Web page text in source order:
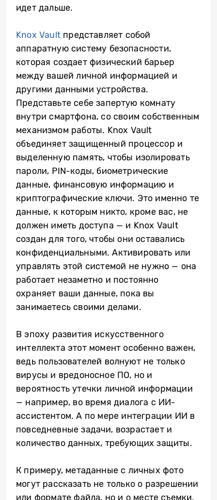
идет дальше.
Knox Vault представляет собой
аппаратную систему безопасности,
которая создает физический барьер
между вашей личной информацией и
другими данными устройства.
Представьте себе запертую комнату
внутри смартфона, со своим собственным
механизмом работы. Knox Vault
объединяет защищенный процессор и
выделенную память, чтобы изолировать
пароли, PIN-коды, биометрические
данные, финансовую информацию и
криптографические ключи. Это именно те
данные, к которым никто, кроме вас, не
должен иметь доступа — и Knox Vault
создан для того, чтобы они оставались
конфиденциальными. Активировать или
управлять этой системой не нужно — она
работает незаметно и постоянно
охраняет ваши данные, пока вы
занимаетесь своими делами.
В эпоху развития искусственного
интеллекта этот момент особенно важен,
ведь пользователей волнуют не только
вирусы и вредоносное ПО, но и
вероятность утечки личной информации
— например, во время диалога с ИИ-
ассистентом. А по мере интеграции ИИ в
повседневные задачи, возрастает и
количество данных, требующих защиты.
К примеру, метаданные с личных фото
могут рассказать не только о разрешении
или формате файла, но и о месте съемки.